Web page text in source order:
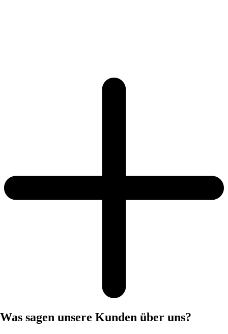
Was sagen unsere Kunden über uns?